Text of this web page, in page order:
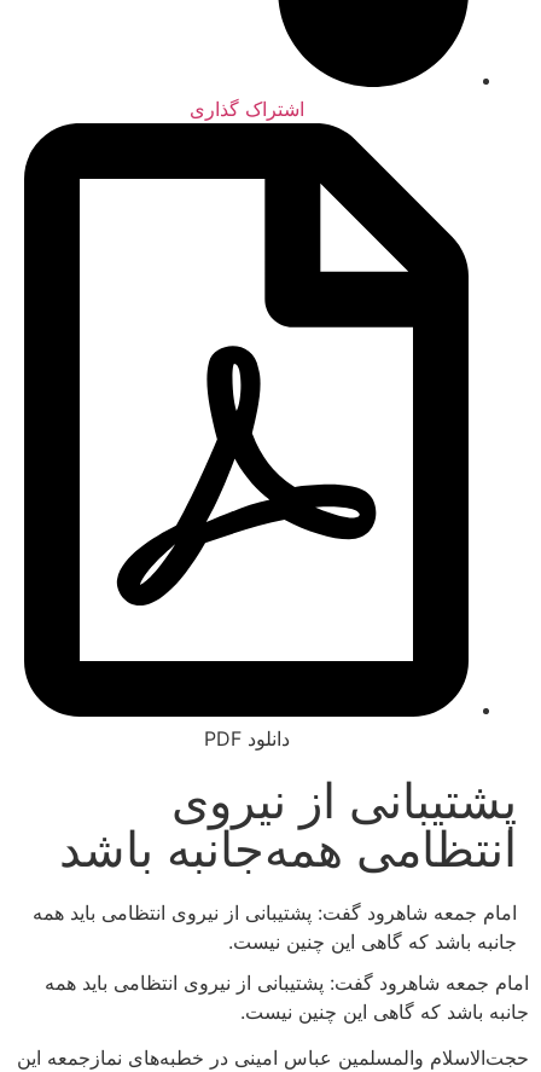
از نیروی
همه‌جانبه باشد
شاهرود گفت: پشتیبانی از نیروی انتظامی باید همه
که گاهی این چنین نیست.
اشتراک گذاری
شاهرود گفت: پشتیبانی از نیروی انتظامی باید همه
که گاهی این چنین نیست.
والمسلمین عباس امینی در خطبه‌های نمازجمعه این